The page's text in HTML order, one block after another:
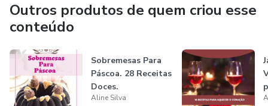
Outros produtos de quem criou esse
conteúdo
Sobremesas Para
Páscoa. 28 Receitas
Doces.
Aline Silva